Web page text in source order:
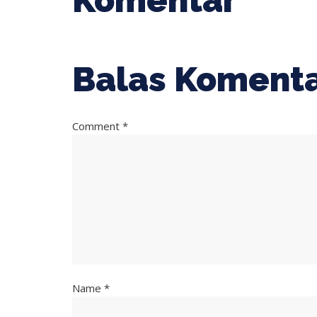
Balas
Comment *
Name *